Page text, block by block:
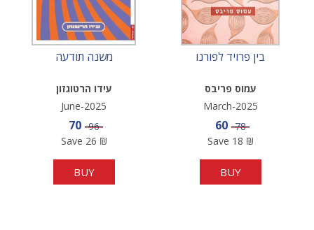
משנה תודעה
עידו הרטוגזון
June-2025
Sale price
70 Price
96
Save 26 ₪
BUY
בין פרויד לפורנו
עמוס פריבס
March-2025
Sale price
60 Price
78
Save 18 ₪
BUY